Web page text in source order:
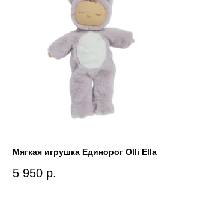
Мягкая игрушка Единорог Olli Ella
5 950 р.